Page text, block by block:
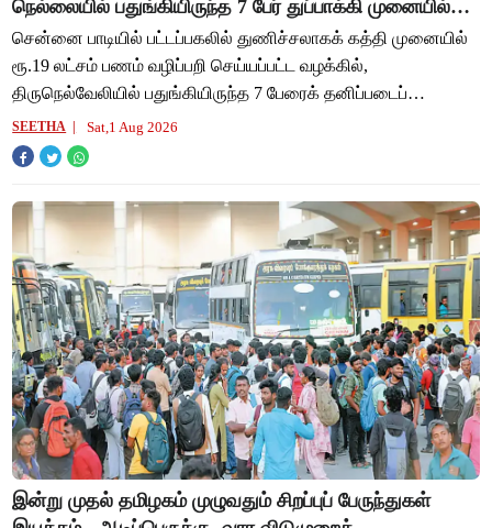
நெல்லையில் பதுங்கியிருந்த 7 பேர் துப்பாக்கி முனையில்
கைது!
சென்னை பாடியில் பட்டப்பகலில் துணிச்சலாகக் கத்தி முனையில்
ரூ.19 லட்சம் பணம் வழிப்பறி செய்யப்பட்ட வழக்கில்,
திருநெல்வேலியில் பதுங்கியிருந்த 7 பேரைக் தனிப்படைப்
காவல்துறையினர் துப்பாக்கி முனையில் வளைத்த
SEETHA Sat,1 Aug 2026
இன்று முதல் தமிழகம் முழுவதும் சிறப்புப் பேருந்துகள்